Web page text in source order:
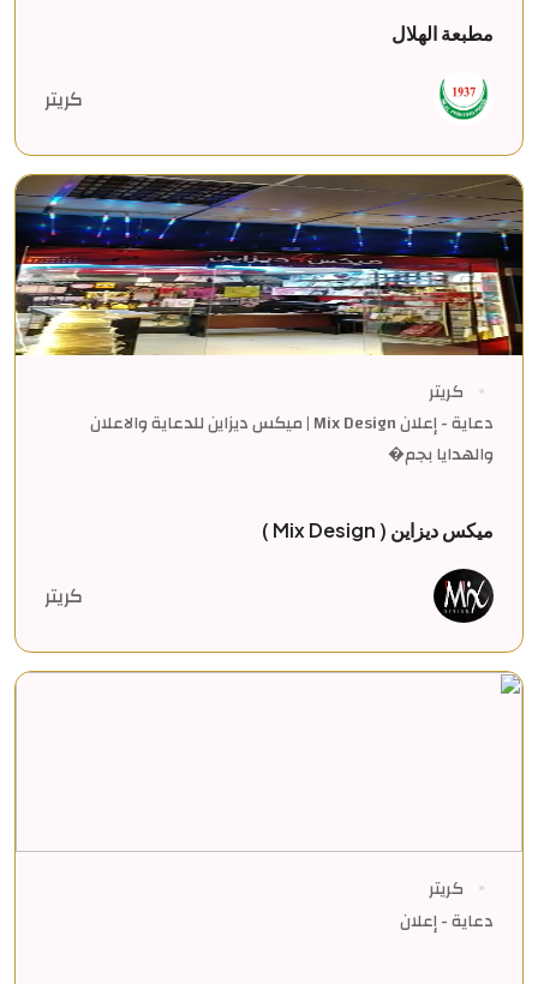
مطبعة الهلال
كريتر
كريتر
دعاية - إعلان Mix Design | ميكس ديزاين للدعاية والاعلان
والهدايا بجم�
ميكس ديزاين ( Mix Design )
كريتر
كريتر
دعاية - إعلان